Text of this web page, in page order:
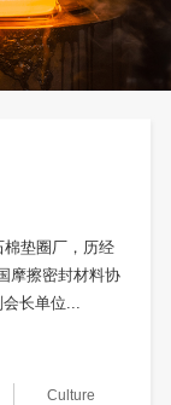
垫圈厂，历经
摩擦密封材料协
长单位...
Culture